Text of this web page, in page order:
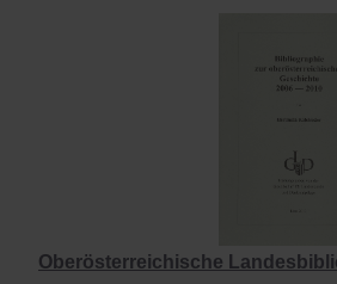
Oberösterreichische